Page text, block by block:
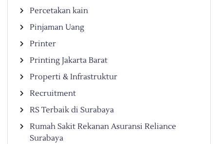
Percetakan kain
Pinjaman Uang
Printer
Printing Jakarta Barat
Properti & Infrastruktur
Recruitment
RS Terbaik di Surabaya
Rumah Sakit Rekanan Asuransi Reliance
Surabaya